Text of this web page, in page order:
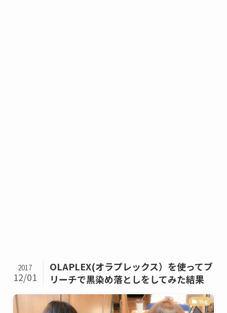
OLAPLEX(オラプレックス）を使ってブ
リーチで黒染め落としをしてみた結果
2017
12/01
Blog